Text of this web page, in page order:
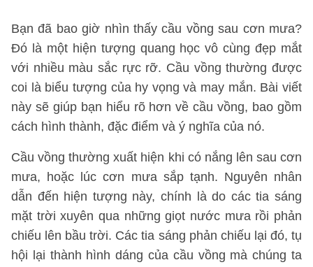
Bạn đã bao giờ nhìn thấy cầu vồng sau cơn mưa?
Đó là một hiện tượng quang học vô cùng đẹp mắt
với nhiều màu sắc rực rỡ. Cầu vồng thường được
coi là biểu tượng của hy vọng và may mắn. Bài viết
này sẽ giúp bạn hiểu rõ hơn về cầu vồng, bao gồm
cách hình thành, đặc điểm và ý nghĩa của nó.
Cầu vồng thường xuất hiện khi có nắng lên sau cơn
mưa, hoặc lúc cơn mưa sắp tạnh. Nguyên nhân
dẫn đến hiện tượng này, chính là do các tia sáng
mặt trời xuyên qua những giọt nước mưa rồi phản
chiếu lên bầu trời. Các tia sáng phản chiếu lại đó, tụ
hội lại thành hình dáng của cầu vồng mà chúng ta